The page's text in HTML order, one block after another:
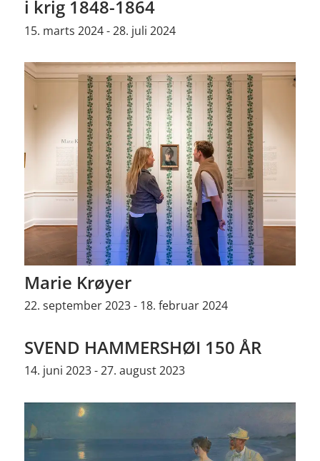
i krig 1848-1864
15. marts 2024 - 28. juli 2024
Marie Krøyer
22. september 2023 - 18. februar 2024
SVEND HAMMERSHØI 150 ÅR
14. juni 2023 - 27. august 2023